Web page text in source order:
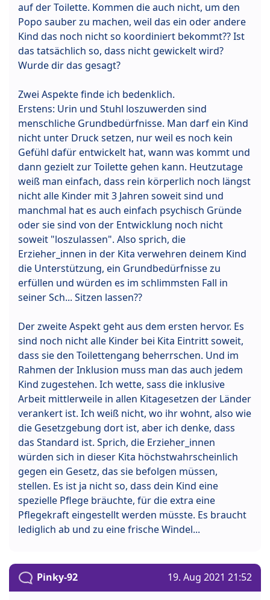
auf der Toilette. Kommen die auch nicht, um den
Popo sauber zu machen, weil das ein oder andere
Kind das noch nicht so koordiniert bekommt?? Ist
das tatsächlich so, dass nicht gewickelt wird?
Wurde dir das gesagt?
Zwei Aspekte finde ich bedenklich.
Erstens: Urin und Stuhl loszuwerden sind
menschliche Grundbedürfnisse. Man darf ein Kind
nicht unter Druck setzen, nur weil es noch kein
Gefühl dafür entwickelt hat, wann was kommt und
dann gezielt zur Toilette gehen kann. Heutzutage
weiß man einfach, dass rein körperlich noch längst
nicht alle Kinder mit 3 Jahren soweit sind und
manchmal hat es auch einfach psychisch Gründe
oder sie sind von der Entwicklung noch nicht
soweit "loszulassen". Also sprich, die
Erzieher_innen in der Kita verwehren deinem Kind
die Unterstützung, ein Grundbedürfnisse zu
erfüllen und würden es im schlimmsten Fall in
seiner Sch... Sitzen lassen??
Der zweite Aspekt geht aus dem ersten hervor. Es
sind noch nicht alle Kinder bei Kita Eintritt soweit,
dass sie den Toilettengang beherrschen. Und im
Rahmen der Inklusion muss man das auch jedem
Kind zugestehen. Ich wette, sass die inklusive
Arbeit mittlerweile in allen Kitagesetzen der Länder
verankert ist. Ich weiß nicht, wo ihr wohnt, also wie
die Gesetzgebung dort ist, aber ich denke, dass
das Standard ist. Sprich, die Erzieher_innen
würden sich in dieser Kita höchstwahrscheinlich
gegen ein Gesetz, das sie befolgen müssen,
stellen. Es ist ja nicht so, dass dein Kind eine
spezielle Pflege bräuchte, für die extra eine
Pflegekraft eingestellt werden müsste. Es braucht
lediglich ab und zu eine frische Windel...
Pinky-92 19. Aug 2021 21:52